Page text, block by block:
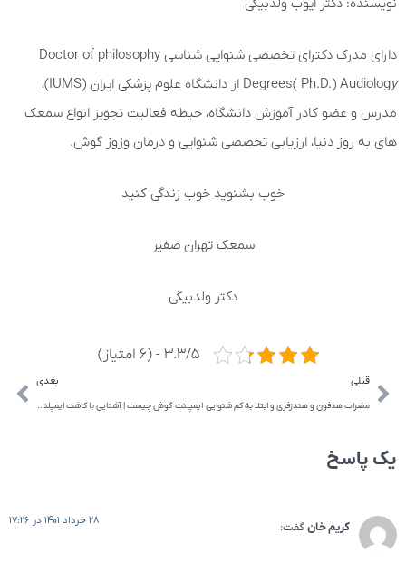
دارای مدرک دکترای تخصصی شنوایی شناسی Doctor of philosophy
Degrees( Ph.D.) Audiology
از دانشگاه علوم پزشکی ایران (IUMS)،
مدرس و عضو کادر آموزش دانشگاه، حیطه فعالیت تجویز انواع سمعک
های به روز دنیا، ارزیابی تخصصی شنوایی و درمان وزوز گوش.
خوب بشنوید خوب زندگی کنید
سمعک تهران صفیر
دکتر ولدبیگی
3.3/5 - (6 امتیاز)
قبلی
مضرات هدفون و هندزفری و ابتلا به کم شنوایی
بعدی
ایمپلنت گوش چیست | آشنایی با کاشت ایمپلنت گوش
یک پاسخ
کریم خانگفت: 28 خرداد 1401 در 17:26